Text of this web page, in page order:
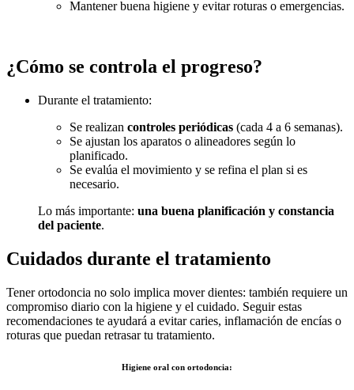
Mantener buena higiene y evitar roturas o emergencias.
¿Cómo se controla el progreso?
Durante el tratamiento:
Se realizan controles periódicas (cada 4 a 6 semanas).
Se ajustan los aparatos o alineadores según lo
planificado.
Se evalúa el movimiento y se refina el plan si es
necesario.
Lo más importante: una buena planificación y constancia
del paciente.
Cuidados durante el tratamiento
Tener ortodoncia no solo implica mover dientes: también requiere un
compromiso diario con la higiene y el cuidado. Seguir estas
recomendaciones te ayudará a evitar caries, inflamación de encías o
roturas que puedan retrasar tu tratamiento.
Higiene oral con ortodoncia: